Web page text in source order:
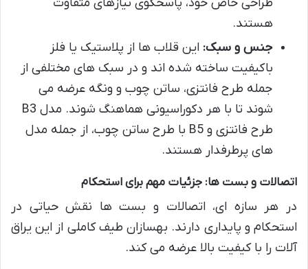
طراحی خاص خود، پاسخگوی نیازهای متفاوت
هستند.
جنس و سبک: این قلاب ها از پلاستیک یا فلز
باکیفیت ساخته شده اند و در سبک های مختلفی از
جمله طرح فانتزی، ساتن چوب و ونگه عرضه می
شوند تا با هر دکوراسیونی هماهنگ شوند. مدل B3
طرح فانتزی و B5 با طرح ساتن چوب، از جمله مدل
های پرطرفدار هستند.
اتصالات و بست ها: جزئیات مهم برای استحکام
در هر سازه ای، اتصالات و بست ها نقش حیاتی در
استحکام و پایداری دارند. بهسازان طیف کاملی از این یراق
آلات را با کیفیت بالا عرضه می کند.